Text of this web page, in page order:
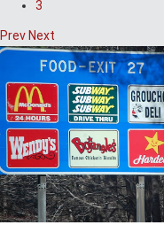
3
Prev Next